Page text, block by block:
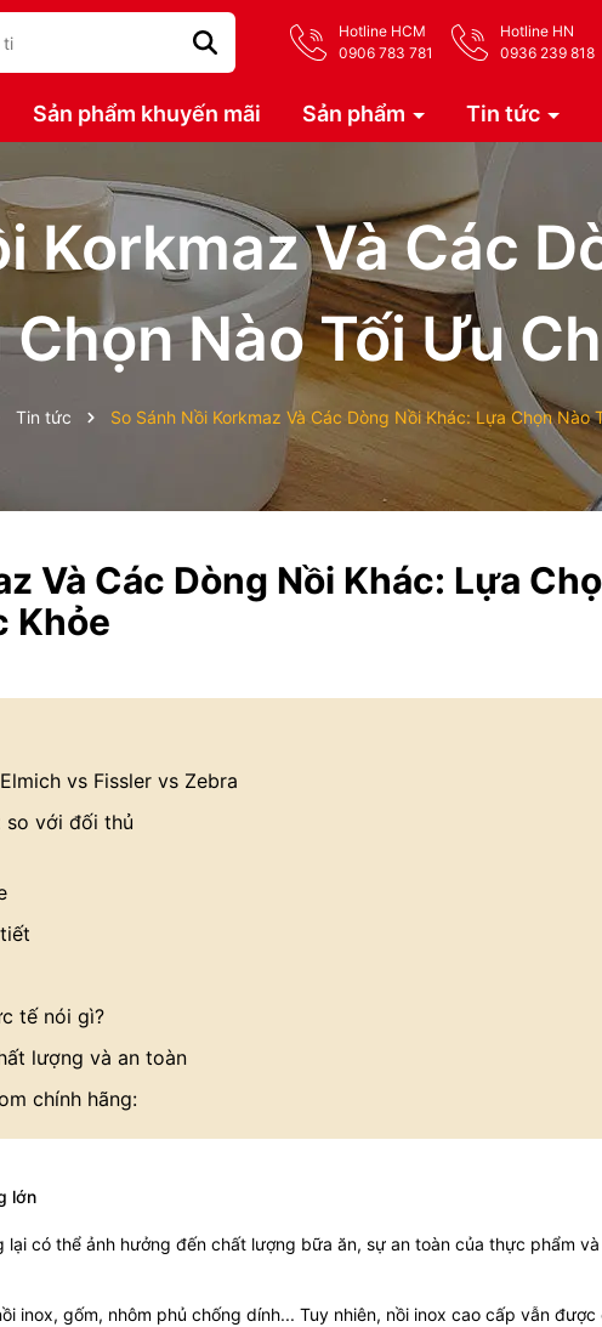
Hotline HCM
0906 783 781
Hotline HN
0936 239 818
Sản phẩm khuyến mãi Sản phẩm Tin tức
Korkmaz Và Các
Nào Tối Ưu
Tin tức So Sánh Nồi Korkmaz Và Các Dòng Nồi Khác: Lựa Chọn Nào
Và Các Dòng Nồi Khác: Lựa
Khỏe
vs Fissler vs Zebra
so với đối thủ
tế nói gì?
lượng và an toàn
chính hãng:
lớn
có thể ảnh hưởng đến chất lượng bữa ăn, sự an toàn của thực phẩm
inox, gốm, nhôm phủ chống dính... Tuy nhiên, nồi inox cao cấp vẫn được